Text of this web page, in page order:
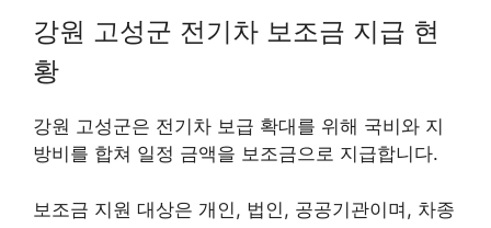
강원 고성군 전기차 보조금 지급 현
황
강원 고성군은 전기차 보급 확대를 위해 국비와 지
방비를 합쳐 일정 금액을 보조금으로 지급합니다.
보조금 지원 대상은 개인, 법인, 공공기관이며, 차종